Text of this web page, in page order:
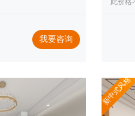
我要咨询
此价格
新中式风格